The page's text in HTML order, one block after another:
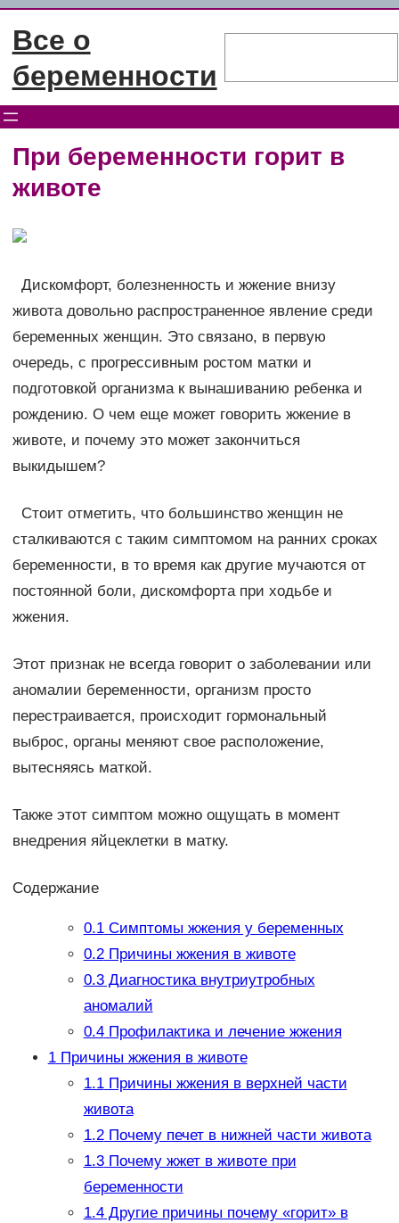
Перейти
содержимому
Все о
беременности
При беременности горит в
животе
Дискомфорт, болезненность и жжение внизу
живота довольно распространенное явление среди
беременных женщин. Это связано, в первую
очередь, с прогрессивным ростом матки и
подготовкой организма к вынашиванию ребенка и
рождению. О чем еще может говорить жжение в
животе, и почему это может закончиться
выкидышем?
Стоит отметить, что большинство женщин не
сталкиваются с таким симптомом на ранних сроках
беременности, в то время как другие мучаются от
постоянной боли, дискомфорта при ходьбе и
жжения.
Этот признак не всегда говорит о заболевании или
аномалии беременности, организм просто
перестраивается, происходит гормональный
выброс, органы меняют свое расположение,
вытесняясь маткой.
Также этот симптом можно ощущать в момент
внедрения яйцеклетки в матку.
Содержание
0.1Симптомы жжения у беременных
0.2Причины жжения в животе
0.3Диагностика внутриутробных
аномалий
0.4Профилактика и лечение жжения
1Причины жжения в животе
1.1Причины жжения в верхней части
живота
1.2Почему печет в нижней части живота
1.3Почему жжет в животе при
беременности
1.4Другие причины почему «горит» в